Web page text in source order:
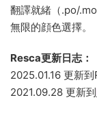
翻譯就緒（.po/.mo
無限的顔色選擇。
Resca更新日志：
2025.01.16 更新
2021.09.28 更新到